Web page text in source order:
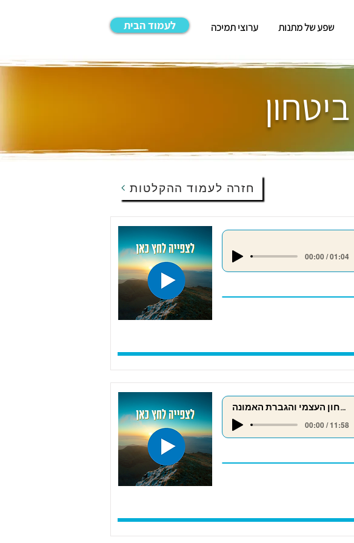
לעמוד הבית שפע של מתנות ערוצי תמיכה
חזרה לעמוד ההקלטות
00:00 / 01:04
חיזוק הביטחון העצמי והגברת האמונה
00:00 / 11:58